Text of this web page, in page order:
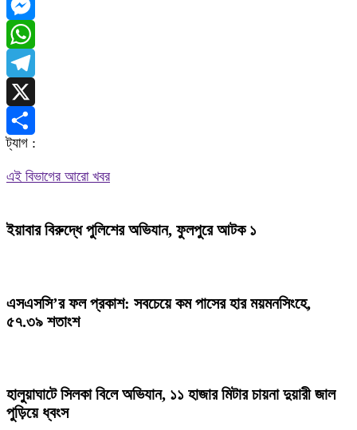
Facebook
Messenger
WhatsApp
Telegram
X
Share
ট্যাগ :
এই বিভাগের আরো খবর
ইয়াবার বিরুদ্ধে পুলিশের অভিযান, ফুলপুরে আটক ১
এসএসসি’র ফল প্রকাশ: সবচেয়ে কম পাসের হার ময়মনসিংহে,
৫৭.৩৯ শতাংশ
হালুয়াঘাটে সিলকা বিলে অভিযান, ১১ হাজার মিটার চায়না দুয়ারী জাল
পুড়িয়ে ধ্বংস